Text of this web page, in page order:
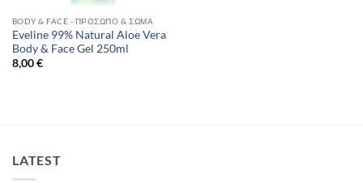
BODY & FACE - ΠΡΌΣΩΠΟ & ΣΏΜΑ
Eveline 99% Natural Aloe Vera
Body & Face Gel 250ml
8,00€
LATEST